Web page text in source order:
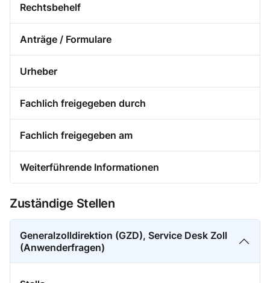
Rechtsbehelf
Anträge / Formulare
Urheber
Fachlich freigegeben durch
Fachlich freigegeben am
Weiterführende Informationen
Zuständige Stellen
Generalzolldirektion (GZD), Service Desk Zoll
(Anwenderfragen)